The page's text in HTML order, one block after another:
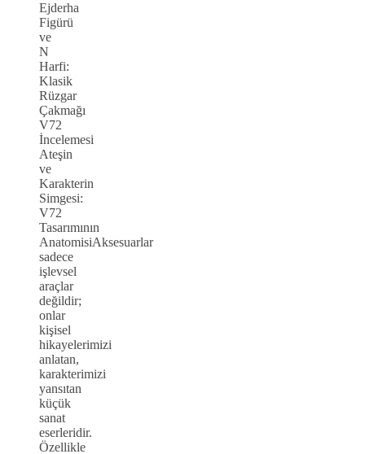
Ejderha
Figürü
ve
N
Harfi:
Klasik
Rüzgar
Çakmağı
V72
İncelemesi
Ateşin
ve
Karakterin
Simgesi:
V72
Tasarımının
AnatomisiAksesuarlar
sadece
işlevsel
araçlar
değildir;
onlar
kişisel
hikayelerimizi
anlatan,
karakterimizi
yansıtan
küçük
sanat
eserleridir.
Özellikle